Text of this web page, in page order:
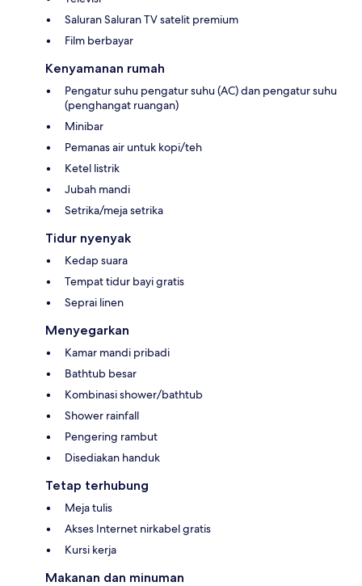
Saluran Saluran TV satelit premium
Film berbayar
Kenyamanan rumah
Pengatur suhu pengatur suhu (AC) dan pengatur suhu
(penghangat ruangan)
Minibar
Pemanas air untuk kopi/teh
Ketel listrik
Jubah mandi
Setrika/meja setrika
Tidur nyenyak
Kedap suara
Tempat tidur bayi gratis
Seprai linen
Menyegarkan
Kamar mandi pribadi
Bathtub besar
Kombinasi shower/bathtub
Shower rainfall
Pengering rambut
Disediakan handuk
Tetap terhubung
Meja tulis
Akses Internet nirkabel gratis
Kursi kerja
Makanan dan minuman